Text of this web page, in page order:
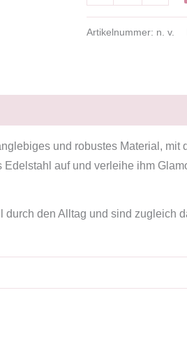
Artikelnummer: n. v.
und robustes Material,
auf und verleihe ihm
den Alltag und sind zugleich